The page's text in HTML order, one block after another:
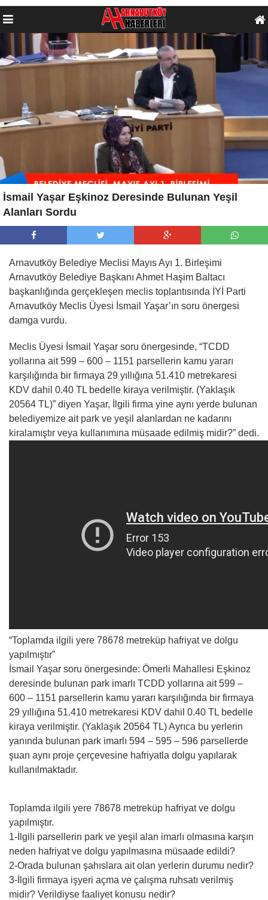
İsmail Yaşar Eşkinoz Deresinde Bulunan Yeşil
Alanları Sordu
Arnavutköy Belediye Meclisi Mayıs Ayı 1. Birleşimi
Arnavutköy Belediye Başkanı Ahmet Haşim Baltacı
başkanlığında gerçekleşen meclis toplantısında İYİ Parti
Arnavutköy Meclis Üyesi İsmail Yaşar’ın soru önergesi
damga vurdu.
Meclis Üyesi İsmail Yaşar soru önergesinde, “TCDD
yollarına ait 599 – 600 – 1151 parsellerin kamu yararı
karşılığında bir firmaya 29 yıllığına 51.410 metrekaresi
KDV dahil 0.40 TL bedelle kiraya verilmiştir. (Yaklaşık
20564 TL)” diyen Yaşar, İlgili firma yine aynı yerde bulunan
belediyemize ait park ve yeşil alanlardan ne kadarını
kiralamıştır veya kullanımına müsaade edilmiş midir?” dedi.
“Toplamda ilgili yere 78678 metreküp hafriyat ve dolgu
yapılmıştır”
İsmail Yaşar soru önergesinde: Ömerli Mahallesi Eşkinoz
deresinde bulunan park imarlı TCDD yollarına ait 599 –
600 – 1151 parsellerin kamu yararı karşılığında bir firmaya
29 yıllığına 51.410 metrekaresi KDV dahil 0.40 TL bedelle
kiraya verilmiştir. (Yaklaşık 20564 TL) Ayrıca bu yerlerin
yanında bulunan park imarlı 594 – 595 – 596 parsellerde
şuan aynı proje çerçevesine hafriyatla dolgu yapılarak
kullanılmaktadır.
Toplamda ilgili yere 78678 metreküp hafriyat ve dolgu
yapılmıştır.
1-İlgili parsellerin park ve yeşil alan imarlı olmasına karşın
neden hafriyat ve dolgu yapılmasına müsaade edildi?
2-Orada bulunan şahıslara ait olan yerlerin durumu nedir?
3-İlgili firmaya işyeri açma ve çalışma ruhsatı verilmiş
midir? Verildiyse faaliyet konusu nedir?